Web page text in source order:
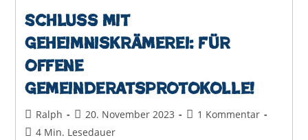
Schluss mit
Geheimniskrämerei: Für
offene
Gemeinderatsprotokolle!
Beitrags-
Autor:
Ralph
Beitrag
veröffentlicht:
20. November 2023
Beitrags-
1 Kommentar
Lesedauer:
4 Min. Lesedauer